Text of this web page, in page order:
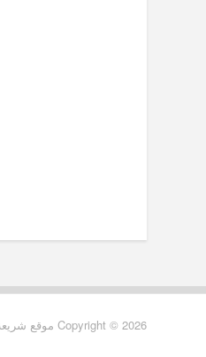
Copyright © 2026 موقع شريعة التعليمي. All Rights Reserved.